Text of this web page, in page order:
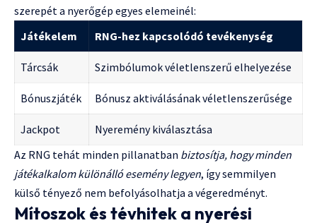
szerepét a nyerőgép egyes elemeinél:
Játékelem
RNG-hez kapcsolódó tevékenység
Tárcsák Szimbólumok véletlenszerű elhelyezése
Bónuszjáték Bónusz aktiválásának véletlenszerűsége
Jackpot
Nyeremény kiválasztása
Az RNG tehát minden pillanatban biztosítja, hogy minden
játékalkalom különálló esemény legyen, így semmilyen
külső tényező nem befolyásolhatja a végeredményt.
Mítoszok és tévhitek a nyerési